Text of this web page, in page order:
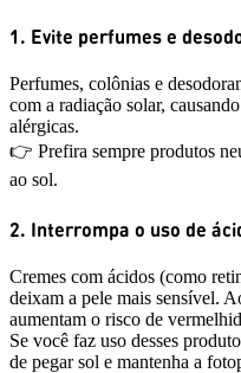
1. Evite perfumes e
Perfumes, colônias e
com a radiação solar,
alérgicas.
👉 Prefira sempre produtos
ao sol.
2. Interrompa o uso de
Cremes com ácidos (como
deixam a pele mais sensível.
aumentam o risco de
Se você faz uso desses
de pegar sol e mantenha a